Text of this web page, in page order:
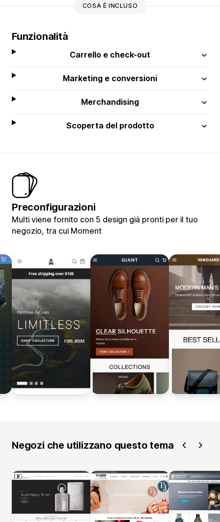
COSA È INCLUSO
Funzionalità
Carrello e check-out
Marketing e conversioni
Merchandising
Scoperta del prodotto
Preconfigurazioni
Multi viene fornito con 5 design già pronti per il tuo
negozio, tra cui Moment
Negozi che utilizzano questo tema